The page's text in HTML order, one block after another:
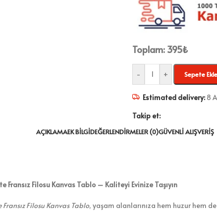
Toplam: 395₺
- + Sepete Ekle
Estimated delivery: 8
Takip et:
AÇIKLAMAEK BILGIDEĞERLENDIRMELER (0)GÜVENLI ALIŞVERIŞ
Filosu Kanvas Tablo – Kaliteyi Evinize Taşıyın
Filosu Kanvas Tablo, yaşam alanlarınıza hem huzur hem